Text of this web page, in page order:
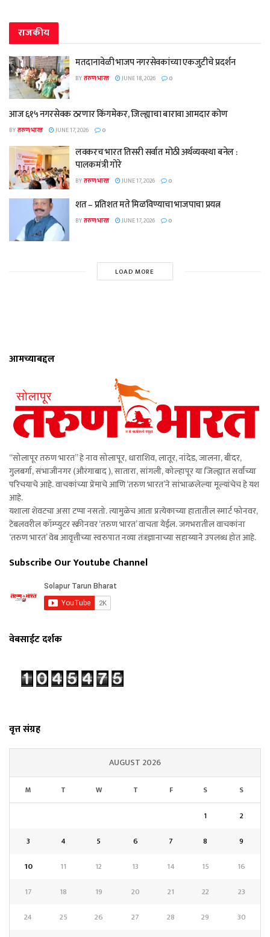
राजकीय
मतदानावेळी भाजप नगरसेवकांच्या एकजुटीचे प्रदर्शन
BYतरुण भारत JUNE 18, 2026 0
आज ६१५ नगरसेवक ठरणार किंगमेकर, जिल्ह्याचा बारावा आमदार कोण
BYतरुण भारत JUNE 17, 2026 0
लवकरच भारत तिसरी सर्वात मोठी अर्थव्यवस्था बनेल :
पालकमंत्री गोरे
BYतरुण भारत JUNE 17, 2026 0
शत – प्रतिशत मते मिळविण्याचा भाजपाचा प्रयत्न
BYतरुण भारत JUNE 17, 2026 0
LOAD MORE
आमच्याबद्दल
“सोलापूर तरुण भारत” हे नाव सोलापूर, धाराशिव, लातूर, नांदेड, जालना, बीदर,
गुलबर्गा, संभाजीनगर (औरंगाबाद ), सातारा, सांगली, कोल्हापूर या जिल्ह्यात सर्वांच्या
परिचयाचे आहे. वाचकांच्या प्रेमाचे आणि ‘तरुण भारत’ने सांभाळलेल्या मूल्यांचेच हे यश
आहे.
यशाला शेवटचा असा टप्पा नसतो. त्यामुळेच आता प्रत्येकाच्या हातातील स्मार्ट फोनवर,
टेबलवरील कॉम्प्युटर स्क्रीनवर ‘तरुण भारत’ वाचता येईल. जगभरातील वाचकांना
‘तरुण भारत’ वेब आवृत्तीच्या स्वरुपात नव्या तंत्रज्ञानाच्या सहाय्याने उपलब्ध होत आहे.
Subscribe Our Youtube Channel
वेबसाईट दर्शक
वृत्त संग्रह
AUGUST 2026
M T W T F S S
1
2
3
4 5 6 7 8
9
10
11 12 13 14 15
16
17
18 19 20 21 22
23
24
25 26 27 28 29
30